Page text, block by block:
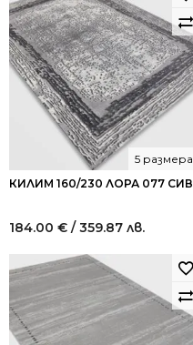
КИЛИМ 160/230 ЛОРА 077 СИВ
5 размера
184.00 € / 359.87 лв.